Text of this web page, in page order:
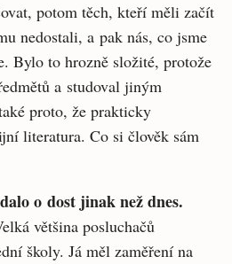
potom těch, kteří měli začít
nedostali, a pak nás, co jsme
Bylo to hrozně složité, protože
a studoval jiným
proto, že prakticky
literatura. Co si člověk sám
o dost jinak než dnes.
většina posluchačů
školy. Já měl zaměření na